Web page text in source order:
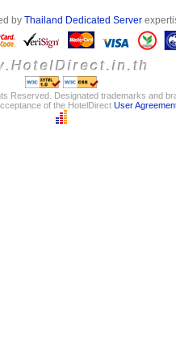
by Thailand Dedicated Server
Reserved. Designated trademarks and
of the HotelDirect User